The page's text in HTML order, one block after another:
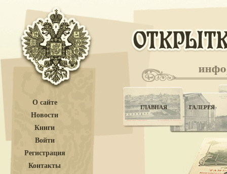
О сайте
Новости
Книги
Войти
Регистрация
Контакты
ГЛАВНАЯ ГАЛЕРЕЯ